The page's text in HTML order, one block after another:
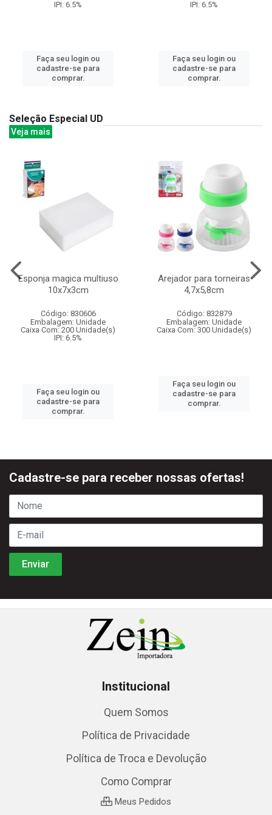
IPI: 6.5%
Faça seu login ou
cadastre-se para
comprar.
IPI: 6.5%
Faça seu login ou
cadastre-se para
comprar.
Seleção Especial UD
Veja mais
Esponja magica multiuso
10x7x3cm
Código: 830606
Embalagem: Unidade
Caixa Com: 200 Unidade(s)
IPI: 6.5%
Faça seu login ou
cadastre-se para
comprar.
Arejador para torneiras
4,7x5,8cm
Código: 832879
Embalagem: Unidade
Caixa Com: 300 Unidade(s)
Faça seu login ou
cadastre-se para
comprar.
Cadastre-se para receber nossas ofertas!
Institucional
Quem Somos
Política de Privacidade
Política de Troca e Devolução
Como Comprar
Meus Pedidos